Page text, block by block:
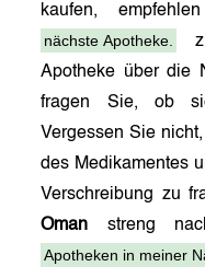
kaufen,
nächste Apotheke.
Apotheke über die
fragen Sie, ob
Vergessen Sie
des Medikamentes
Verschreibung zu
Oman streng
Apotheken in meiner